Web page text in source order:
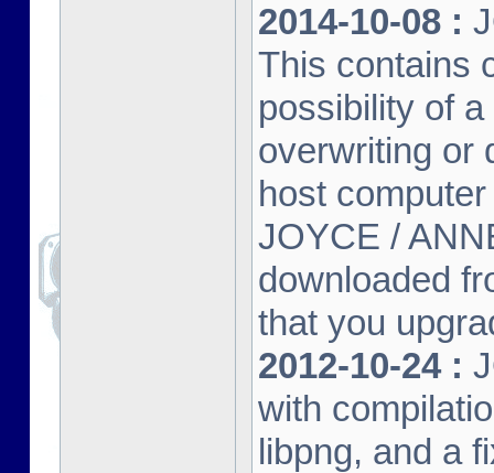
2014-10-08 :
This contains
possibility of
overwriting or
host
JOYCE /
downloaded
that you
2012-10-24 :
with
libpng, and a